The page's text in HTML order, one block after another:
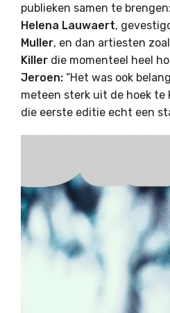
publieken samen te
Helena Lauwaert,
Muller, en dan artiesten
Killer die momenteel heel
Jeroen: “Het was ook
meteen sterk uit de hoek te
die eerste editie echt een